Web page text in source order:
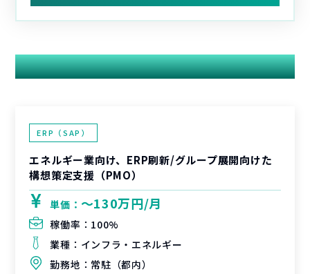
関連する案件
ERP（SAP）
エネルギー業向け、ERP刷新/グループ展開向けた
構想策定支援（PMO）
単価： 〜130万円/月
稼働率： 100%
業種： インフラ・エネルギー
勤務地： 常駐（都内）